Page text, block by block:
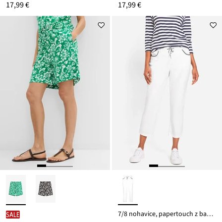
17,99 € 17,99 €
SALE 7/8 nohavice, papertouch z bavlny, s pohodlným pásom